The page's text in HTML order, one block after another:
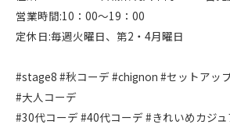
営業時間:10：00～19：00
定休日:毎週火曜日、第2・4月曜日
#stage8 #秋コーデ #chignon #セットアッ
#大人コーデ
#30代コーデ #40代コーデ #きれいめカジ